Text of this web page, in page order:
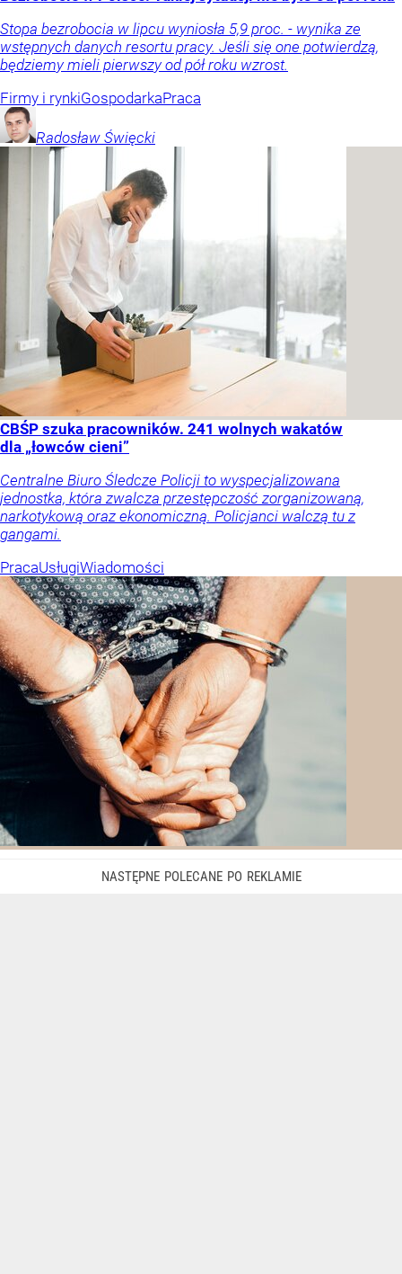
Stopa bezrobocia w lipcu wyniosła 5,9 proc. - wynika ze
wstępnych danych resortu pracy. Jeśli się one potwierdzą,
będziemy mieli pierwszy od pół roku wzrost.
Firmy i rynkiGospodarkaPraca
Radosław Święcki
CBŚP szuka pracowników. 241 wolnych wakatów
dla „łowców cieni”
Centralne Biuro Śledcze Policji to wyspecjalizowana
jednostka, która zwalcza przestępczość zorganizowaną,
narkotykową oraz ekonomiczną. Policjanci walczą tu z
gangami.
PracaUsługiWiadomości